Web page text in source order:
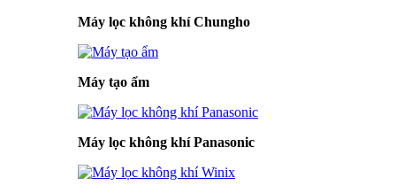
Máy lọc không khí Chungho
Máy tạo ẩm
Máy lọc không khí Panasonic